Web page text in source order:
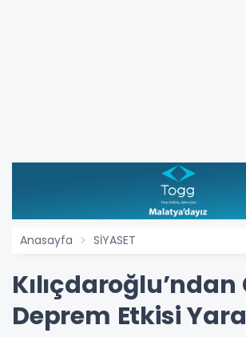
Anasayfa SİYASET
Kılıçdaroğlu’ndan
Deprem Etkisi